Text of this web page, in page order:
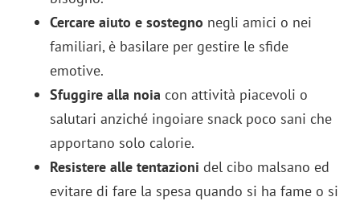
Cercare aiuto e sostegno negli amici o nei
familiari, è basilare per gestire le sfide
emotive.
Sfuggire alla noia con attività piacevoli o
salutari anziché ingoiare snack poco sani che
apportano solo calorie.
Resistere alle tentazioni del cibo malsano ed
evitare di fare la spesa quando si ha fame o si